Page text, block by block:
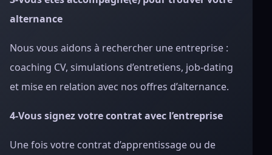
alternance
Nous vous aidons à rechercher une entreprise :
coaching CV, simulations d’entretiens, job‑dating
et mise en relation avec nos offres d’alternance.
4-Vous signez votre contrat avec l’entreprise
Une fois votre contrat d’apprentissage ou de